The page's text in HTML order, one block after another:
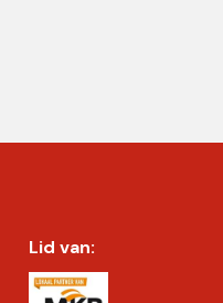
Lid van: